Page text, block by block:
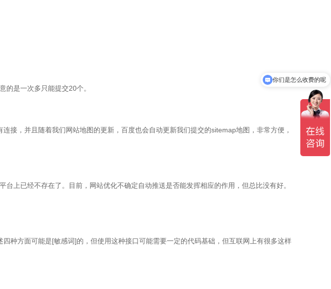
是一次多只能提交20个。
，并且随着我们网站地图的更新，百度也会自动更新我们提交的sitemap地图，非常方便，
已经不存在了。目前，网站优化不确定自动推送是否能发挥相应的作用，但总比没有好。
方面可能是[敏感词]的，但使用这种接口可能需要一定的代码基础，但互联网上有很多这样
你们是怎么收费的呢